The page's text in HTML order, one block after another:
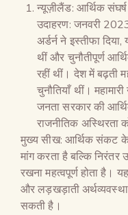
न्यूज़ीलैंड: आर्थिक
उदाहरण: जनवरी
अर्डर्न ने इस्तीफा
थीं और चुनौतीपूर्ण
रहीं थीं। देश में बढ़ती
चुनौतियाँ थीं।
जनता सरकार की
राजनीतिक अस्थिरता
मुख्य सीख: आर्थिक संकट के
मांग करता है बल्कि निरंतर
रखना महत्वपूर्ण होता है।
और लड़खड़ाती
सकती है।